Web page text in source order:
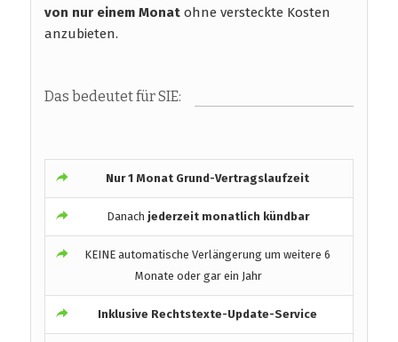
von nur einem Monat ohne versteckte Kosten
anzubieten.
Das bedeutet für SIE:
Nur 1 Monat Grund-Vertragslaufzeit
Danach jederzeit monatlich kündbar
KEINE automatische Verlängerung um weitere 6
Monate oder gar ein Jahr
Inklusive Rechtstexte-Update-Service